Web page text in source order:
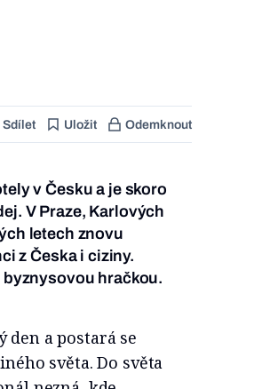
Sdílet Uložit Odemknout
v Česku a je skoro
V Praze, Karlových
letech znovu
z Česka i ciziny.
hračkou.
den a postará se
světa. Do světa